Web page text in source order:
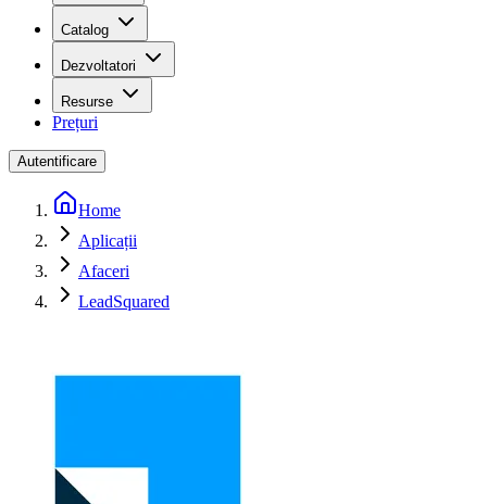
Catalog
Dezvoltatori
Resurse
Prețuri
Autentificare
Home
Aplicații
Afaceri
LeadSquared